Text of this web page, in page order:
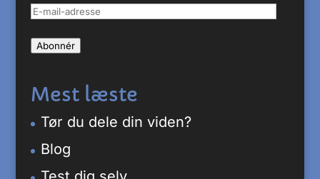
E-
adresse
Abonnér
Mest læste
Tør du dele din viden?
Blog